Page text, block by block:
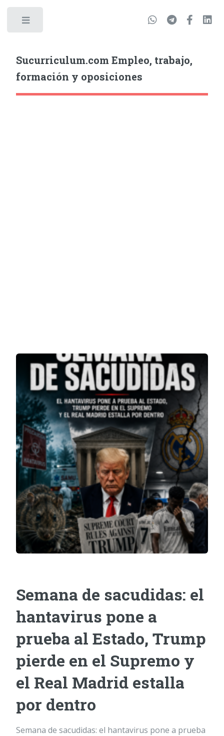
Sucurriculum.com Empleo, trabajo,
formación y oposiciones
Semana de sacudidas: el
hantavirus pone a
prueba al Estado, Trump
pierde en el Supremo y
el Real Madrid estalla
por dentro
Semana de sacudidas: el hantavirus pone a prueba